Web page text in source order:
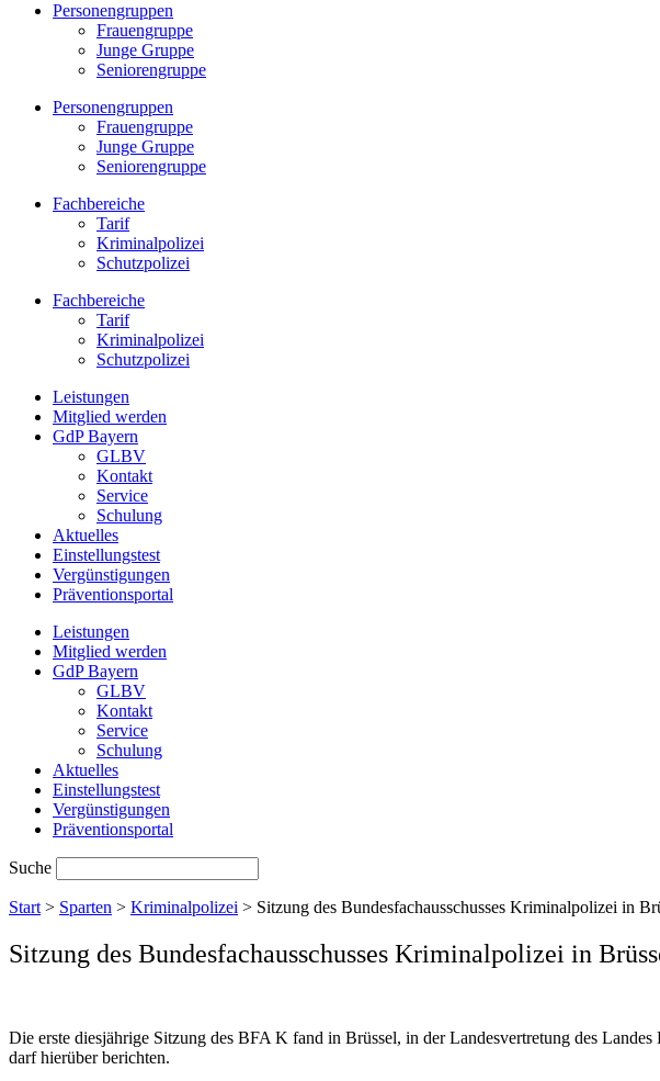
Personengruppen
Frauengruppe
Junge Gruppe
Seniorengruppe
Personengruppen
Frauengruppe
Junge Gruppe
Seniorengruppe
Fachbereiche
Tarif
Kriminalpolizei
Schutzpolizei
Fachbereiche
Tarif
Kriminalpolizei
Schutzpolizei
Leistungen
Mitglied werden
GdP Bayern
GLBV
Kontakt
Service
Schulung
Aktuelles
Einstellungstest
Vergünstigungen
Präventionsportal
Leistungen
Mitglied werden
GdP Bayern
GLBV
Kontakt
Service
Schulung
Aktuelles
Einstellungstest
Vergünstigungen
Präventionsportal
Suche
Start > Sparten > Kriminalpolizei > Sitzung des Bundesfachausschusses Kriminalpolizei in
Sitzung des Bundesfachausschusses Kriminalpolizei in
Die erste diesjährige Sitzung des BFA K fand in Brüssel, in der Landesvertretung des
darf hierüber berichten.